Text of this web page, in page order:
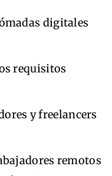
digitales
requisitos
y freelancers
remotos